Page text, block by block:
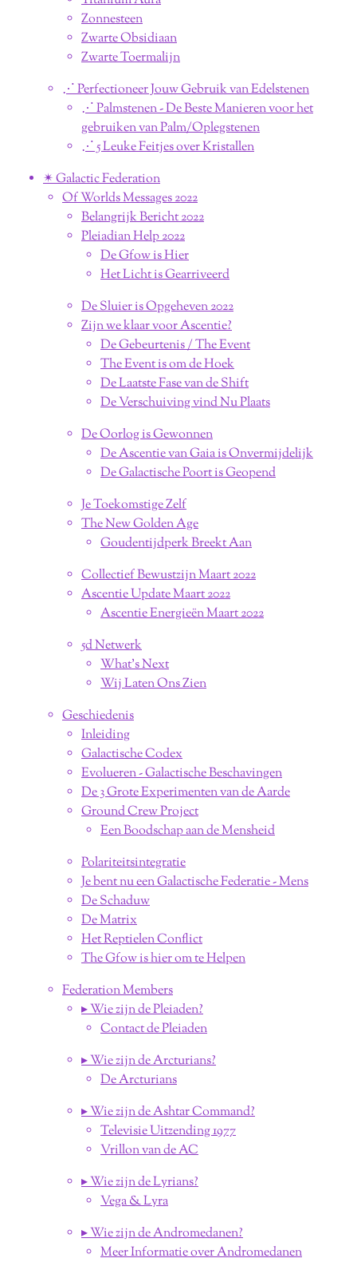
Zonnesteen
Zwarte Obsidiaan
Zwarte Toermalijn
⋰ Perfectioneer Jouw Gebruik van Edelstenen
⋰ Palmstenen - De Beste Manieren voor het
gebruiken van Palm/Oplegstenen
⋰ 5 Leuke Feitjes over Kristallen
✴︎ Galactic Federation
Of Worlds Messages 2022
Belangrijk Bericht 2022
Pleiadian Help 2022
De Gfow is Hier
Het Licht is Gearriveerd
De Sluier is Opgeheven 2022
Zijn we klaar voor Ascentie?
De Gebeurtenis / The Event
The Event is om de Hoek
De Laatste Fase van de Shift
De Verschuiving vind Nu Plaats
De Oorlog is Gewonnen
De Ascentie van Gaia is Onvermijdelijk
De Galactische Poort is Geopend
Je Toekomstige Zelf
The New Golden Age
Goudentijdperk Breekt Aan
Collectief Bewustzijn Maart 2022
Ascentie Update Maart 2022
Ascentie Energieën Maart 2022
5d Netwerk
What's Next
Wij Laten Ons Zien
Geschiedenis
Inleiding
Galactische Codex
Evolueren - Galactische Beschavingen
De 3 Grote Experimenten van de Aarde
Ground Crew Project
Een Boodschap aan de Mensheid
Polariteitsintegratie
Je bent nu een Galactische Federatie - Mens
De Schaduw
De Matrix
Het Reptielen Conflict
The Gfow is hier om te Helpen
Federation Members
▸ Wie zijn de Pleiaden?
Contact de Pleiaden
▸ Wie zijn de Arcturians?
De Arcturians
▸ Wie zijn de Ashtar Command?
Televisie Uitzending 1977
Vrillon van de AC
▸ Wie zijn de Lyrians?
Vega & Lyra
▸ Wie zijn de Andromedanen?
Meer Informatie over Andromedanen